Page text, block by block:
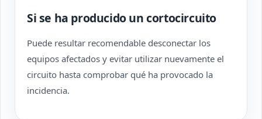
Si se ha producido un cortocircuito
Puede resultar recomendable desconectar los
equipos afectados y evitar utilizar nuevamente el
circuito hasta comprobar qué ha provocado la
incidencia.